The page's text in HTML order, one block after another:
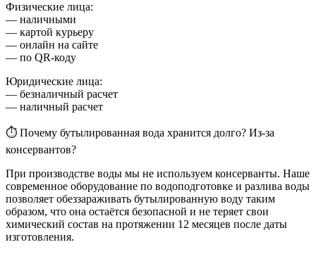
Физические лица:
— наличными
— картой курьеру
— онлайн на сайте
— по QR-коду
Юридические лица:
— безналичный расчет
— наличный расчет
⏱ Почему бутылированная вода хранится долго? Из-за
консервантов?
При производстве воды мы не используем консерванты. Наше
современное оборудование по водоподготовке и разлива воды
позволяет обеззараживать бутылированную воду таким
образом, что она остаётся безопасной и не теряет свои
химический состав на протяжении 12 месяцев после даты
изготовления.